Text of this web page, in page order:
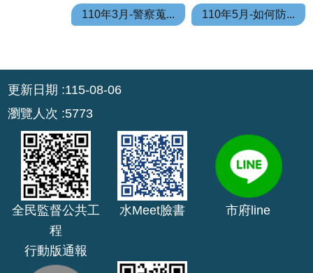
110年3月-警察蒐... 110年5月-如何防...
更新日期
115-08-06
瀏覽人次
5773
全民監督公共工
程
行動版通報
水Meet臉書 市府line